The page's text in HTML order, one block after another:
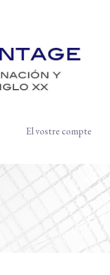
El vostre compte